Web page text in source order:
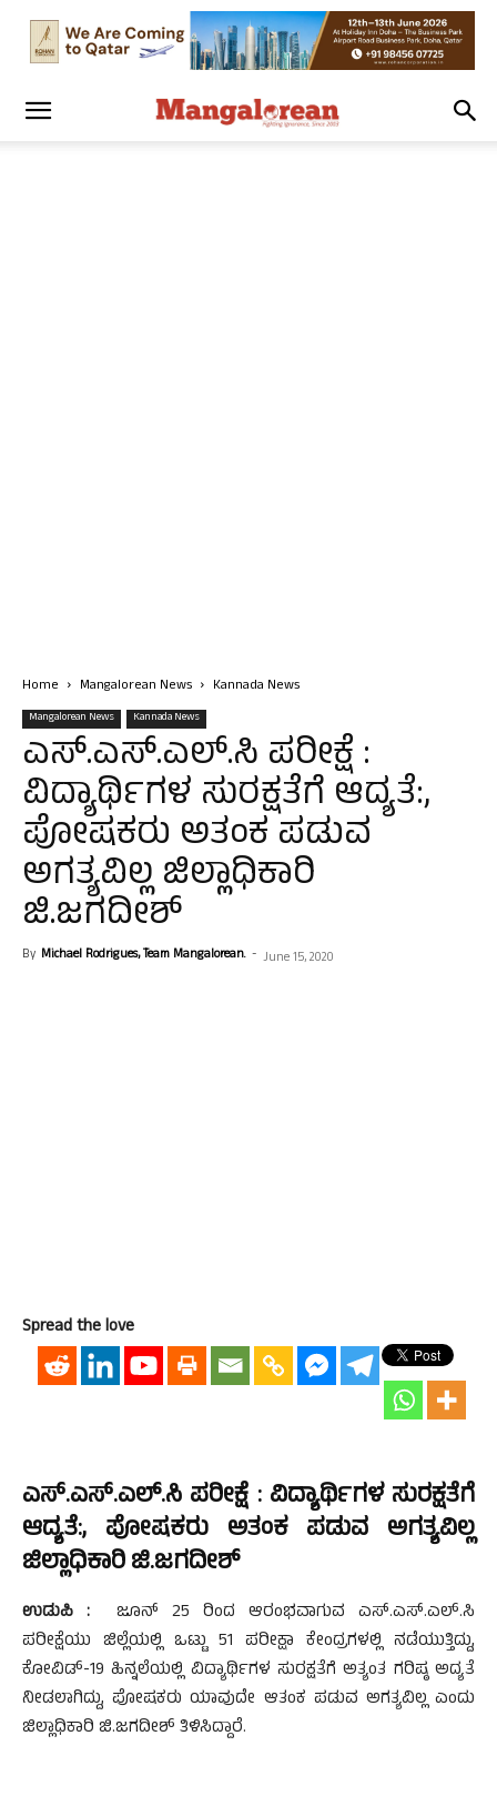
Home Mangalorean News Kannada News
Mangalorean News Kannada News
ಎಸ್.ಎಸ್.ಎಲ್.ಸಿ ಪರೀಕ್ಷೆ :
ವಿದ್ಯಾರ್ಥಿಗಳ ಸುರಕ್ಷತೆಗೆ ಆದ್ಯತೆ:,
ಪೋಷಕರು ಅತಂಕ ಪಡುವ
ಅಗತ್ಯವಿಲ್ಲ ಜಿಲ್ಲಾಧಿಕಾರಿ
ಜಿ.ಜಗದೀಶ್
By Michael Rodrigues, Team Mangalorean. - June 15, 2020
Spread the love
ಎಸ್.ಎಸ್.ಎಲ್.ಸಿ ಪರೀಕ್ಷೆ : ವಿದ್ಯಾರ್ಥಿಗಳ ಸುರಕ್ಷತೆಗೆ
ಆದ್ಯತೆ:, ಪೋಷಕರು ಅತಂಕ ಪಡುವ ಅಗತ್ಯವಿಲ್ಲ
ಜಿಲ್ಲಾಧಿಕಾರಿ ಜಿ.ಜಗದೀಶ್
ಉಡುಪಿ : ಜೂನ್ 25 ರಿಂದ ಆರಂಭವಾಗುವ ಎಸ್.ಎಸ್.ಎಲ್.ಸಿ
ಪರೀಕ್ಷೆಯು ಜಿಲ್ಲೆಯಲ್ಲಿ ಒಟ್ಟು 51 ಪರೀಕ್ಷಾ ಕೇಂದ್ರಗಳಲ್ಲಿ ನಡೆಯುತ್ತಿದ್ದು,
ಕೋವಿಡ್-19 ಹಿನ್ನಲೆಯಲ್ಲಿ ವಿದ್ಯಾರ್ಥಿಗಳ ಸುರಕ್ಷತೆಗೆ ಅತ್ಯಂತ ಗರಿಷ್ಠ ಅದ್ಯತೆ
ನೀಡಲಾಗಿದ್ದು, ಪೋಷಕರು ಯಾವುದೇ ಆತಂಕ ಪಡುವ ಅಗತ್ಯವಿಲ್ಲ ಎಂದು
ಜಿಲ್ಲಾಧಿಕಾರಿ ಜಿ.ಜಗದೀಶ್ ತಿಳಿಸಿದ್ದಾರೆ.